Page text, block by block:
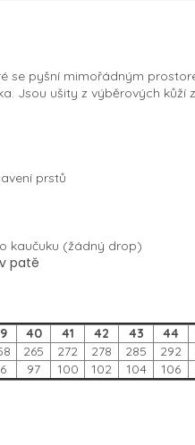
se pyšní mimořádným
Jsou ušity z výběrových kůží
prstů
kaučuku (žádný drop)
patě
40 41 42 43 44
265 272 278 285 292
97 100 102 104 106